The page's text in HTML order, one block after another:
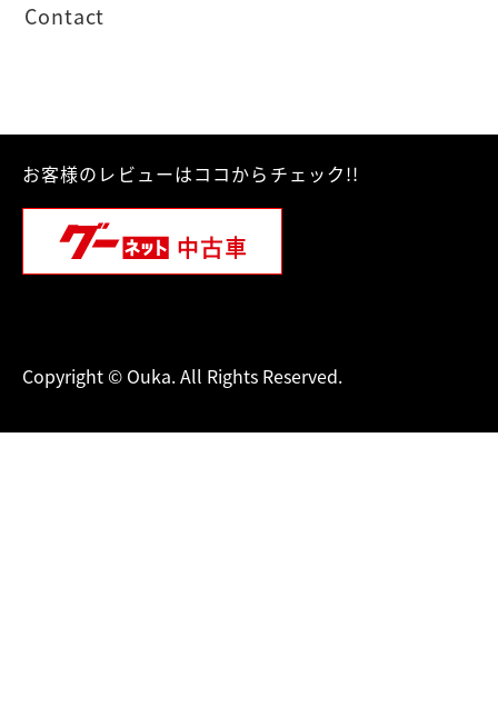
Contact
お客様のレビューはココからチェック!!
Copyright © Ouka. All Rights Reserved.